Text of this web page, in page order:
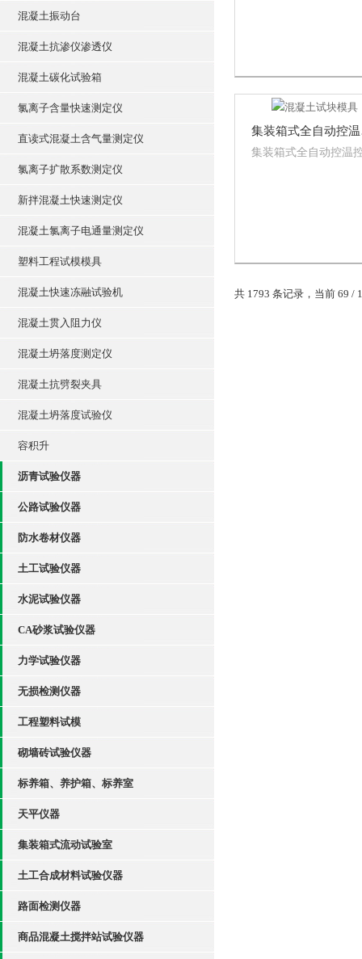
混凝土振动台
混凝土抗渗仪渗透仪
混凝土碳化试验箱
氯离子含量快速测定仪
直读式混凝土含气量测定仪
氯离子扩散系数测定仪
新拌混凝土快速测定仪
混凝土氯离子电通量测定仪
塑料工程试模模具
混凝土快速冻融试验机
混凝土贯入阻力仪
混凝土坍落度测定仪
混凝土抗劈裂夹具
混凝土坍落度试验仪
容积升
沥青试验仪器
公路试验仪器
防水卷材仪器
土工试验仪器
水泥试验仪器
CA砂浆试验仪器
力学试验仪器
无损检测仪器
工程塑料试模
砌墙砖试验仪器
标养箱、养护箱、标养室
天平仪器
集装箱式流动试验室
土工合成材料试验仪器
路面检测仪器
商品混凝土搅拌站试验仪器
集
集装箱式全自动控温
标准养护，具有操作
点...
共 1793 条记录，当前 69 /